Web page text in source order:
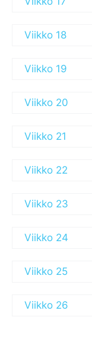
Viikko 18
Viikko 19
Viikko 20
Viikko 21
Viikko 22
Viikko 23
Viikko 24
Viikko 25
Viikko 26